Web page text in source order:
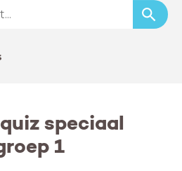
speciaal
1